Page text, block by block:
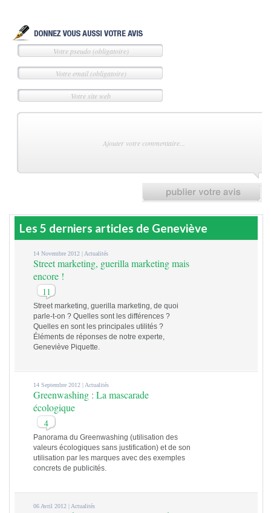
Les 5 derniers articles de Geneviève
14 Novembre 2012 |Actualités
Street marketing, guerilla marketing mais
encore !
11
Street marketing, guerilla marketing, de quoi
parle-t-on ? Quelles sont les différences ?
Quelles en sont les principales utilités ?
Éléments de réponses de notre experte,
Geneviève Piquette.
14 Septembre 2012 |Actualités
Greenwashing : La mascarade
écologique
4
Panorama du Greenwashing (utilisation des
valeurs écologiques sans justification) et de son
utilisation par les marques avec des exemples
concrets de publicités.
06 Avril 2012 |Actualités